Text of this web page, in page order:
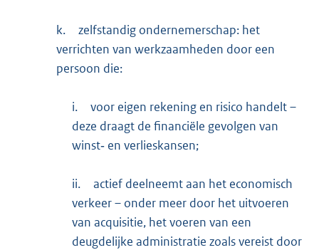
k.
zelfstandig ondernemerschap: het
verrichten van werkzaamheden door een
persoon die:
i.
voor eigen rekening en risico handelt –
deze draagt de financiële gevolgen van
winst‑ en verlieskansen;
ii.
actief deelneemt aan het economisch
verkeer – onder meer door het uitvoeren
van acquisitie, het voeren van een
deugdelijke administratie zoals vereist door